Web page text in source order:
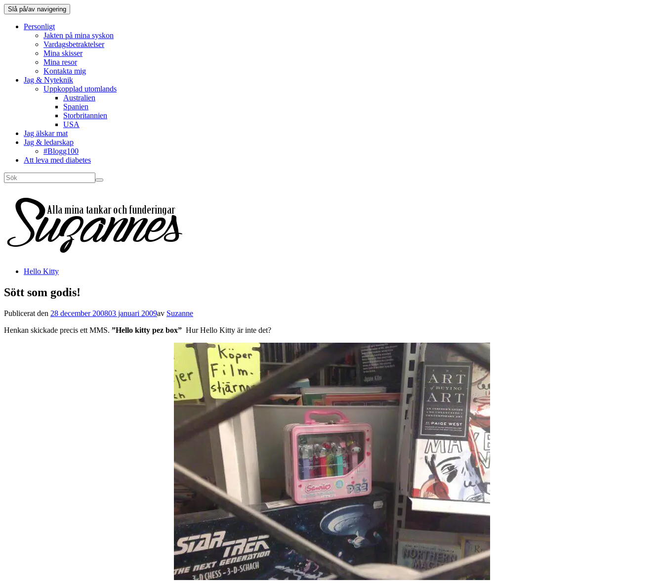
Slå på/av navigering
Personligt
Jakten på mina syskon
Vardagsbetraktelser
Mina skisser
Mina resor
Kontakta mig
Jag & Nyteknik
Uppkopplad utomlands
Australien
Spanien
Storbritannien
USA
Jag älskar mat
Jag & ledarskap
#Blogg100
Att leva med diabetes
Hello Kitty
Sött som godis!
Publicerat den 28 december 200803 januari 2009av Suzanne
Henkan skickade precis ett MMS. ”Hello kitty pez box” Hur Hello Kitty är inte det?